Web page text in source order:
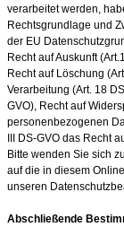
verarbeitet werden,
Rechtsgrundlage und
der EU
Recht auf Auskunft
Recht auf Löschung
Verarbeitung (Art. 18
GVO), Recht auf
personenbezogenen
III DS-GVO das Recht
Bitte wenden Sie sich
auf die in diesem
unseren
Abschließende